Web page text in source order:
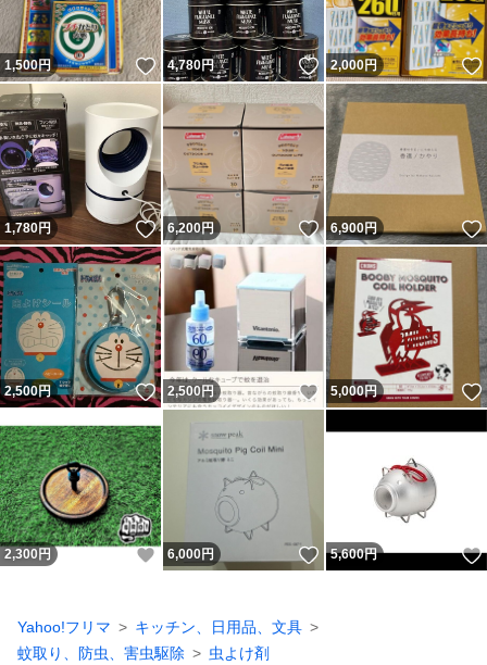
1,500円 いいね！
4,780円 いいね！
2,000円
1,780円 いいね！
6,200円 いいね！
6,900円
2,500円 いいね！
2,500円 いいね！
5,000円
2,300 円 いいね！
6,000円 いいね！
5,600円
Yahoo!フリマ
キッチン、日用品、文具
蚊取り、防虫、害虫駆除
虫よけ剤